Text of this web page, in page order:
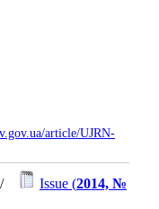
article/UJRN-
/ Issue (2014, №